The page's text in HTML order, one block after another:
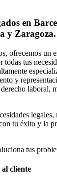
en
y Zaragoza.
ofrecemos un
todas tus
y
laboral,
legales,
tu éxito y la
tus
cliente